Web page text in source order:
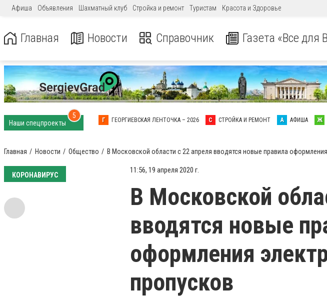
Афиша Объявления Шахматный клуб Стройка и ремонт Туристам Красота и Здоровье
Главная Новости Справочник Газета «Все для
Наши спецпроекты
5
Г ГЕОРГИЕВСКАЯ ЛЕНТОЧКА – 2026 С СТРОЙКА И РЕМОНТ А АФИША Ж
Главная Новости Общество В Московской области с 22 апреля вводятся новые правила
КОРОНАВИРУС
11:56, 19 апреля 2020 г.
В Московской
вводятся новые
оформления
пропусков